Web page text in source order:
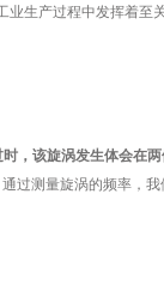
生产过程中发挥着至
，该旋涡发生体会在
过测量旋涡的频率，